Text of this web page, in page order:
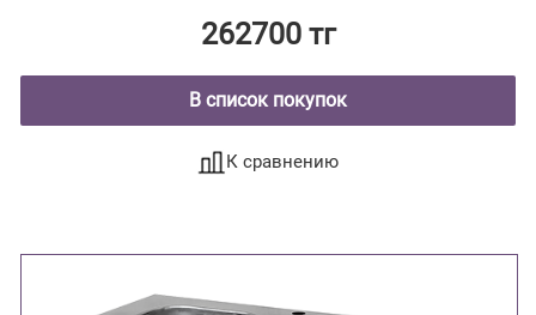
262700 тг
В список покупок
К сравнению